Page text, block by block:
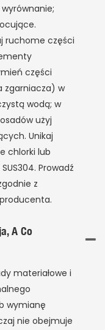
ruchome części
części
zgarniacza) w
wodą; w
użyj
Unikaj
chlorki lub
Prowadź
z
A Co
materiałowe i
wymianę
nie obejmuje